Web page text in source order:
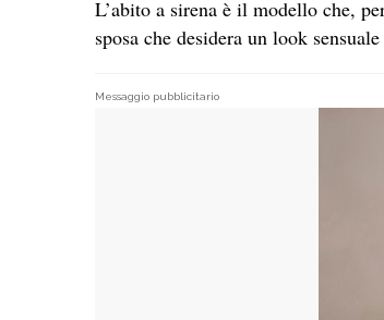
L’abito a sirena è il modello che,
sposa che desidera un look
Messaggio pubblicitario